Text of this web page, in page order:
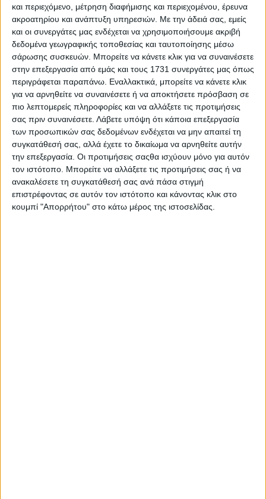
και περιεχόμενο, μέτρηση διαφήμισης και περιεχομένου, έρευνα
ακροατηρίου και ανάπτυξη υπηρεσιών. Με την άδειά σας, εμείς
και οι συνεργάτες μας ενδέχεται να χρησιμοποιήσουμε ακριβή
δεδομένα γεωγραφικής τοποθεσίας και ταυτοποίησης μέσω
σάρωσης συσκευών. Μπορείτε να κάνετε κλικ για να συναινέσετε
στην επεξεργασία από εμάς και τους 1731 συνεργάτες μας όπως
περιγράφεται παραπάνω. Εναλλακτικά, μπορείτε να κάνετε κλικ
για να αρνηθείτε να συναινέσετε ή να αποκτήσετε πρόσβαση σε
πιο λεπτομερείς πληροφορίες και να αλλάξετε τις προτιμήσεις
σας πριν συναινέσετε. Λάβετε υπόψη ότι κάποια επεξεργασία
των προσωπικών σας δεδομένων ενδέχεται να μην απαιτεί τη
συγκατάθεσή σας, αλλά έχετε το δικαίωμα να αρνηθείτε αυτήν
την επεξεργασία. Οι προτιμήσεις σαςθα ισχύουν μόνο για αυτόν
τον ιστότοπο. Μπορείτε να αλλάξετε τις προτιμήσεις σας ή να
ανακαλέσετε τη συγκατάθεσή σας ανά πάσα στιγμή
επιστρέφοντας σε αυτόν τον ιστότοπο και κάνοντας κλικ στο
κουμπί "Απορρήτου" στο κάτω μέρος της ιστοσελίδας.
Ακολουθούν οι εξηλεκτρισμένες εκδόσεις και
ξεκινάμε από την υβριδική με τον κινητήρα των 1,2
λτ. που αποδίδει 136 ίππους. Σε αυτή την περίπτωση,
η ισχύς περνά στους τροχούς μέσω αυτόματου
eDCT6 με διπλό συμπλέκτη. Ακολουθεί η Plug-In
υβριδική έκδοση των 180 ίππων, ενώ το αμιγώς
ηλεκτρικό Astra έρχεται με ηλεκτροκινητήρα 156
ίππων.